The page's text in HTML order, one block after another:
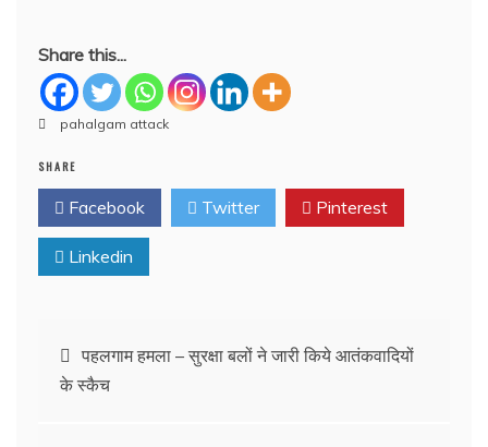
Share this...
pahalgam attack
SHARE
Facebook Twitter Pinterest
Linkedin
Post
navigation
पहलगाम हमला – सुरक्षा बलों ने जारी किये आतंकवादियों
के स्कैच